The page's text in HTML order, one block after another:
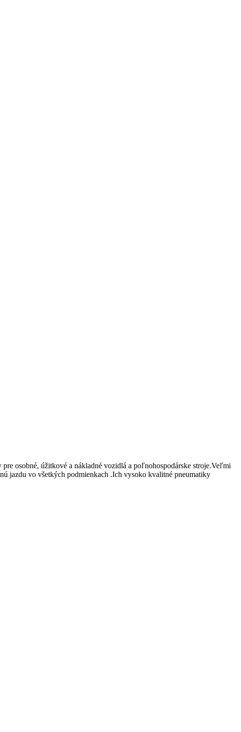
osobné, úžitkové a nákladné vozidlá a poľnohospodárske stroje.Veľmi
jazdu vo všetkých podmienkach .Ich vysoko kvalitné pneumatiky